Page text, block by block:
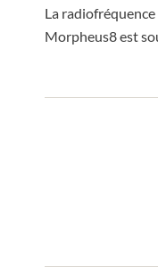
La
Morpheus8 est